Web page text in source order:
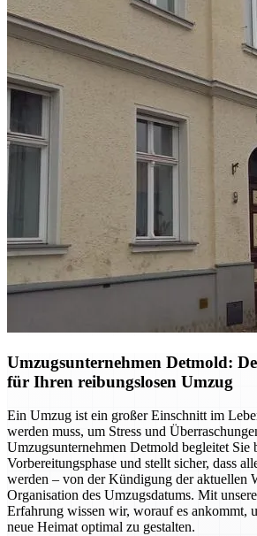
Umzugsunternehmen Detmold:
für Ihren reibungslosen Umzug
Ein Umzug ist ein großer Einschnitt im
werden muss, um Stress und
Umzugsunternehmen Detmold begleitet Sie
Vorbereitungsphase und stellt sicher, dass
werden – von der Kündigung der aktuellen
Organisation des Umzugsdatums. Mit
Erfahrung wissen wir, worauf es ankommt,
neue Heimat optimal zu gestalten.